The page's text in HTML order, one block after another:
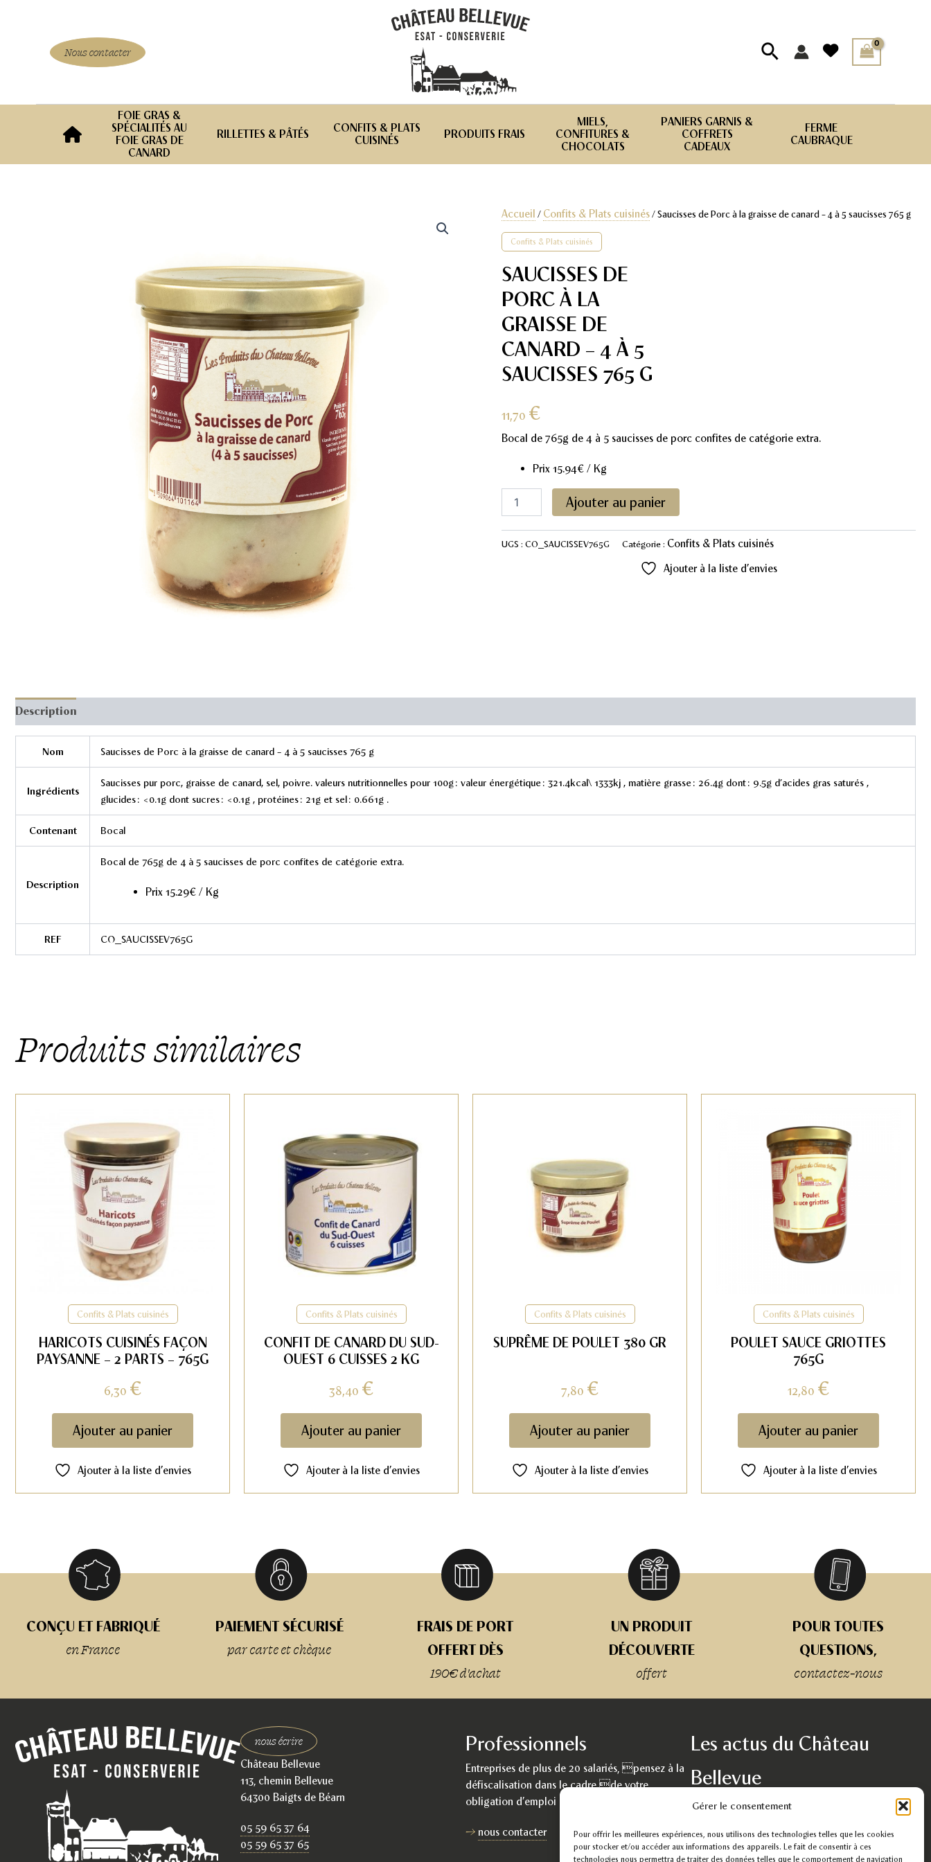
Gérer le consentement
Pour offrir les meilleures expériences, nous utilisons des technologies telles que les cookies
pour stocker et/ou accéder aux informations des appareils. Le fait de consentir à ces
technologies nous permettra de traiter des données telles que le comportement de navigation
Nous contacter Rechercher
FOIE GRAS &
SPÉCIALITÉS AU
FOIE GRAS DE
CANARD
RILLETTES & PÂTÉS
CONFITS & PLATS
CUISINÉS
PRODUITS FRAIS
MIELS,
CONFITURES &
CHOCOLATS
PANIERS GARNIS &
COFFRETS
CADEAUX
FERME
CAUBRAQUE
Accueil / Confits & Plats cuisinés/ Saucisses de Porc à la graisse de canard – 4 à 5 saucisses 765 g
Confits & Plats cuisinés
SAUCISSES DE
PORC À LA
GRAISSE DE
CANARD – 4 À 5
SAUCISSES 765 G
11,70 €
Bocal de 765g de 4 à 5 saucisses de porc confites de catégorie extra.
Prix 15.94€ / Kg
Porc
765
Ajouter au panier
UGS : CO_SAUCISSEV765G Catégorie : Confits & Plats cuisinés
Ajouter à la liste d’envies
Description
Nom Saucisses de Porc à la graisse de canard – 4 à 5 saucisses 765 g
Ingrédients
Saucisses pur porc, graisse de canard, sel, poivre. valeurs nutritionnelles pour 100g : valeur énergétique : 321.4kcal\ 1333kj , matière grasse : 26.4g dont : 9.5g d’acides gras saturés ,
glucides : <0.1g dont sucres : <0.1g , protéines : 21g et sel : 0.661g .
Contenant Bocal
Description
Bocal de 765g de 4 à 5 saucisses de porc confites de catégorie extra.
Prix 15.29€ / Kg
REF CO_SAUCISSEV765G
Produits similaires
Confits & Plats cuisinés
HARICOTS CUISINÉS FAÇON
PAYSANNE – 2 PARTS – 765G
6,30 €
Ajouter au panier
Ajouter à la liste d’envies
Confits & Plats cuisinés
CONFIT DE CANARD DU SUD-
OUEST 6 CUISSES 2 KG
38,40 €
Ajouter au panier
Ajouter à la liste d’envies
Confits & Plats cuisinés
SUPRÊME DE POULET 380 GR
7,80 €
Ajouter au panier
Ajouter à la liste d’envies
Confits & Plats cuisinés
POULET SAUCE GRIOTTES
765G
12,80 €
Ajouter au panier
Ajouter à la liste d’envies
CONÇU ET FABRIQUÉ
en France
PAIEMENT SÉCURISÉ
par carte et chèque
FRAIS DE PORT
OFFERT DÈS
190€ d'achat
UN PRODUIT
DÉCOUVERTE
offert
POUR TOUTES
QUESTIONS,
contactez-nous
nous écrire
Château Bellevue
113, chemin Bellevue
64300 Baigts de Béarn
05 59 65 37 64
05 59 65 37 65
Professionnels
Entreprises de plus de 20 salariés, pensez à la
défiscalisation dans le cadre de votre
obligation d’emploi de travailleurs handicapés.
nous contacter
Les actus du Château
Bellevue
Découvrez nos recettes, la vie dans un
établissement, service d’aide par le travail, nos
paniers gourmands, nos passions, notre travail.